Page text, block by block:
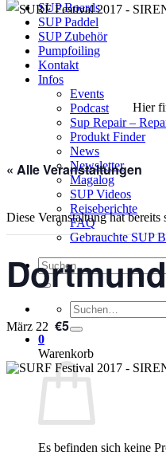
SUP Boards
SUP Paddel
SUP Zubehör
Pumpfoiling
Kontakt
Infos
Events
Podcast
Sup Repair –
Produkt Finder
News
Newsletter
Magalog
SUP Videos
Reiseberichte
FAQ
Gebrauchte SUP
Suchen
nach:
Suchen
nach:
0
Warenkorb
Es befinden sich keine
Hier
« Alle Veranstaltungen
Diese Veranstaltung hat bereits
März 22 €5